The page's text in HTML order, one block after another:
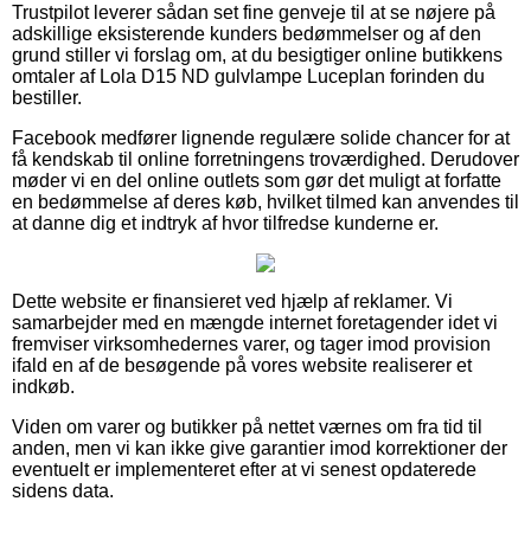
Trustpilot leverer sådan set fine genveje til at se nøjere på
adskillige eksisterende kunders bedømmelser og af den
grund stiller vi forslag om, at du besigtiger online butikkens
omtaler af Lola D15 ND gulvlampe Luceplan forinden du
bestiller.
Facebook medfører lignende regulære solide chancer for at
få kendskab til online forretningens troværdighed. Derudover
møder vi en del online outlets som gør det muligt at forfatte
en bedømmelse af deres køb, hvilket tilmed kan anvendes til
at danne dig et indtryk af hvor tilfredse kunderne er.
Dette website er finansieret ved hjælp af reklamer. Vi
samarbejder med en mængde internet foretagender idet vi
fremviser virksomhedernes varer, og tager imod provision
ifald en af de besøgende på vores website realiserer et
indkøb.
Viden om varer og butikker på nettet værnes om fra tid til
anden, men vi kan ikke give garantier imod korrektioner der
eventuelt er implementeret efter at vi senest opdaterede
sidens data.